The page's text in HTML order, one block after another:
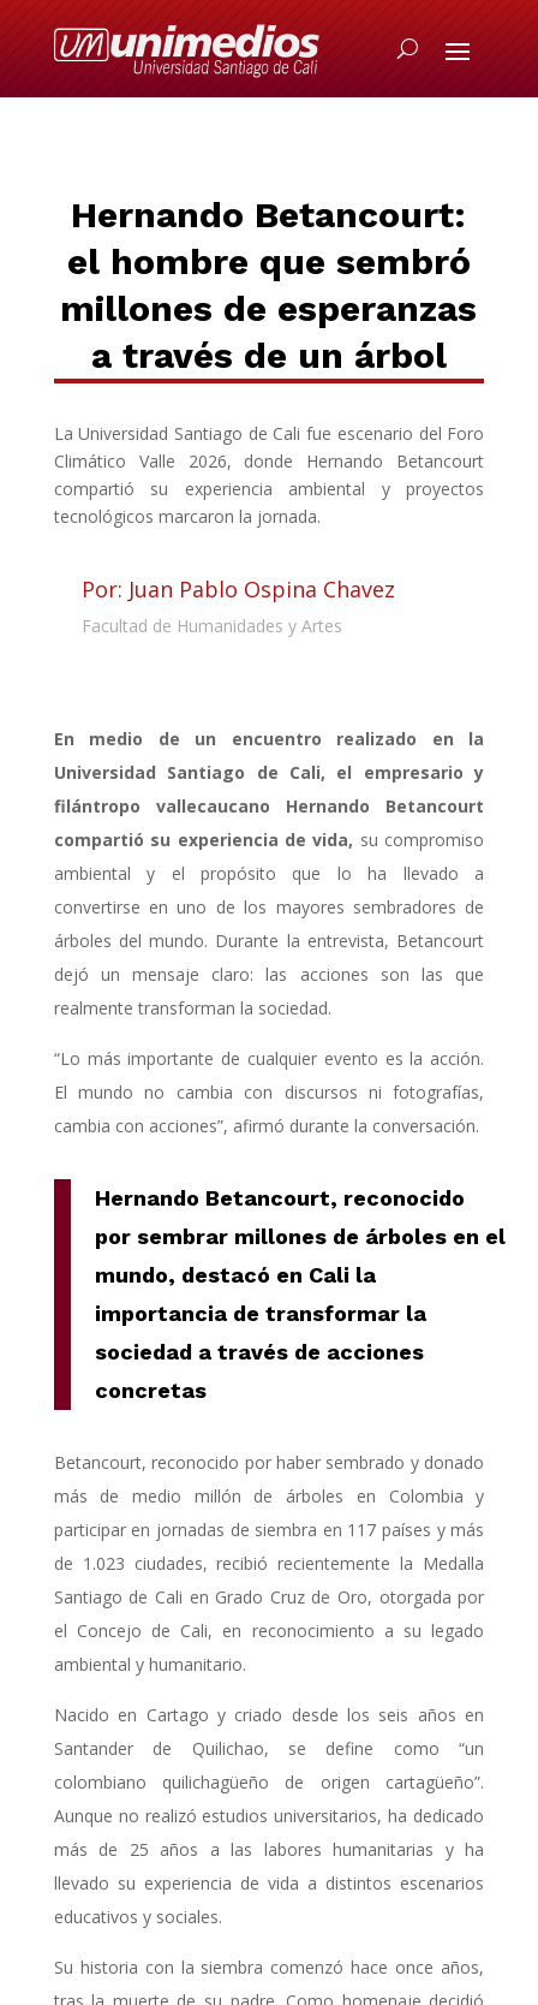
Hernando Betancourt:
el hombre que sembró
millones de esperanzas
a través de un árbol
La Universidad Santiago de Cali fue escenario del Foro
Climático Valle 2026, donde Hernando Betancourt
compartió su experiencia ambiental y proyectos
tecnológicos marcaron la jornada.
Por: Juan Pablo Ospina Chavez
Facultad de Humanidades y Artes
En medio de un encuentro realizado en la
Universidad Santiago de Cali, el empresario y
filántropo vallecaucano Hernando Betancourt
compartió su experiencia de vida, su compromiso
ambiental y el propósito que lo ha llevado a
convertirse en uno de los mayores sembradores de
árboles del mundo. Durante la entrevista, Betancourt
dejó un mensaje claro: las acciones son las que
realmente transforman la sociedad.
“Lo más importante de cualquier evento es la acción.
El mundo no cambia con discursos ni fotografías,
cambia con acciones”, afirmó durante la conversación.
Hernando Betancourt, reconocido
por sembrar millones de árboles en el
mundo, destacó en Cali la
importancia de transformar la
sociedad a través de acciones
concretas
Betancourt, reconocido por haber sembrado y donado
más de medio millón de árboles en Colombia y
participar en jornadas de siembra en 117 países y más
de 1.023 ciudades, recibió recientemente la Medalla
Santiago de Cali en Grado Cruz de Oro, otorgada por
el Concejo de Cali, en reconocimiento a su legado
ambiental y humanitario.
Nacido en Cartago y criado desde los seis años en
Santander de Quilichao, se define como “un
colombiano quilichagüeño de origen cartagüeño”.
Aunque no realizó estudios universitarios, ha dedicado
más de 25 años a las labores humanitarias y ha
llevado su experiencia de vida a distintos escenarios
educativos y sociales.
Su historia con la siembra comenzó hace once años,